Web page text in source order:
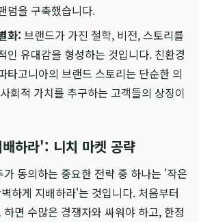
덤을 구축했습니다.
화: 브랜드가 가진 철학, 비전, 스토리를
인 유대감을 형성하는 것입니다. 친환경
타고니아의 브랜드 스토리는 단순한 의
회적 가치를 추구하는 고객들의 상징이
하라': 니치 마켓 공략
가 동의하는 중요한 전략 중 하나는 '작은
하게 지배하라'는 것입니다. 처음부터
면 수많은 경쟁자와 싸워야 하고, 한정